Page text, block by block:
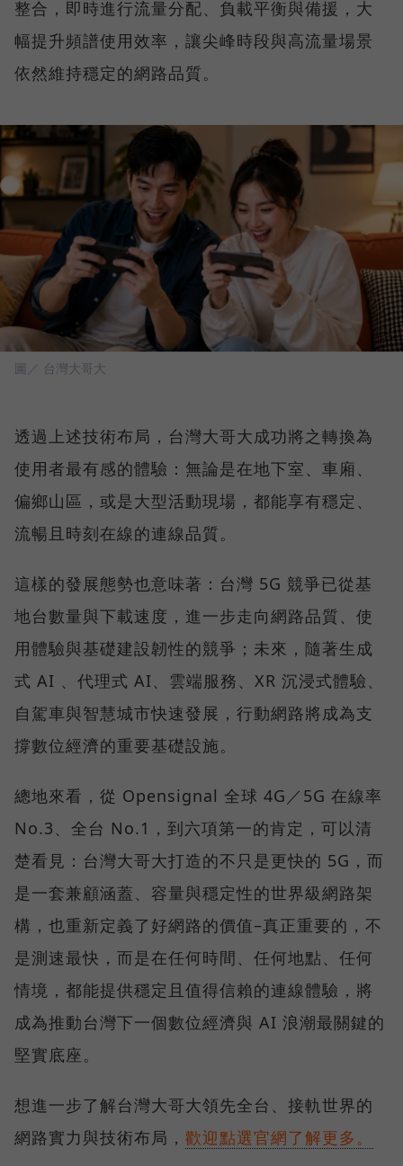
整合，即時進行流量分配、負載平衡與備援，大
幅提升頻譜使用效率，讓尖峰時段與高流量場景
依然維持穩定的網路品質。
圖／ 台灣大哥大
透過上述技術布局，台灣大哥大成功將之轉換為
使用者最有感的體驗：無論是在地下室、車廂、
偏鄉山區，或是大型活動現場，都能享有穩定、
流暢且時刻在線的連線品質。
這樣的發展態勢也意味著：台灣 5G 競爭已從基
地台數量與下載速度，進一步走向網路品質、使
用體驗與基礎建設韌性的競爭；未來，隨著生成
式 AI 、代理式 AI、雲端服務、XR 沉浸式體驗、
自駕車與智慧城市快速發展，行動網路將成為支
撐數位經濟的重要基礎設施。
總地來看，從 Opensignal 全球 4G／5G 在線率
No.3、全台 No.1，到六項第一的肯定，可以清
楚看見：台灣大哥大打造的不只是更快的 5G，而
是一套兼顧涵蓋、容量與穩定性的世界級網路架
構，也重新定義了好網路的價值–真正重要的，不
是測速最快，而是在任何時間、任何地點、任何
情境，都能提供穩定且值得信賴的連線體驗，將
成為推動台灣下一個數位經濟與 AI 浪潮最關鍵的
堅實底座。
想進一步了解台灣大哥大領先全台、接軌世界的
網路實力與技術布局， 歡迎點選官網了解更多。